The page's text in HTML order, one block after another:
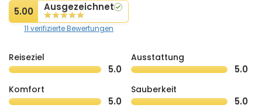
5.00 Ausgezeichnet
11 verifizierte Bewertungen
Reiseziel
5.0
Ausstattung
5.0
Komfort
5.0
Sauberkeit
5.0